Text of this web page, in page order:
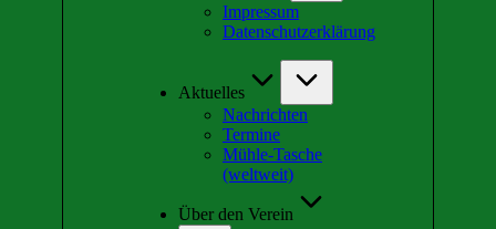
Impressum
Datenschutzerklärung
Aktuelles
Nachrichten
Termine
Mühle-Tasche
(weltweit)
Über den Verein